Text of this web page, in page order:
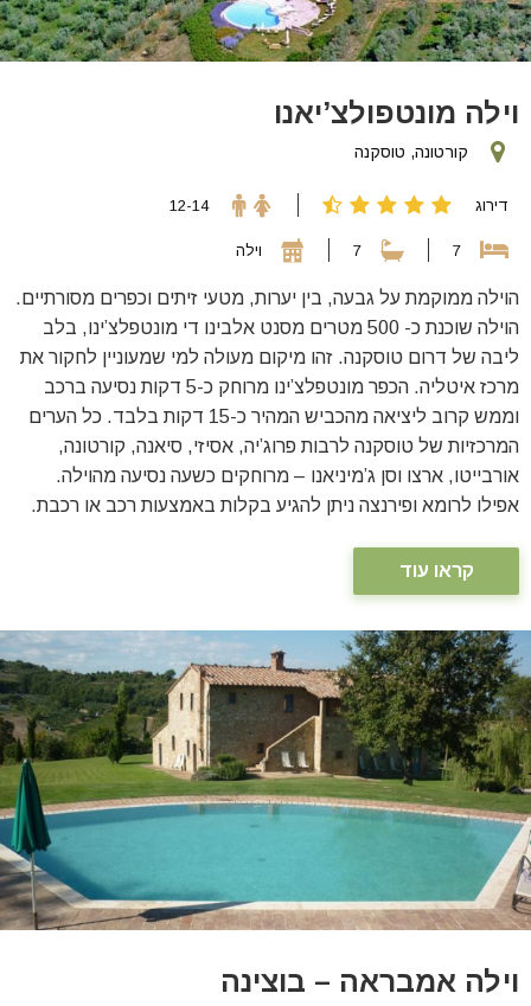
וילה מונטפולצ’יאנו
דירוג 12-14
קורטונה, טוסקנה
הוילה ממוקמת על גבעה, בין יערות, מטעי זיתים וכפרים מסורתיים.
הוילה שוכנת כ- 500 מטרים מסנט אלבינו די מונטפלצ’ינו, בלב
ליבה של דרום טוסקנה. זהו מיקום מעולה למי שמעוניין לחקור את
מרכז איטליה. הכפר מונטפלצ’ינו מרוחק כ-5 דקות נסיעה ברכב
וממש קרוב ליציאה מהכביש המהיר כ-15 דקות בלבד. כל הערים
המרכזיות של טוסקנה לרבות פרוג’יה, אסיזי, סיאנה, קורטונה,
אורבייטו, ארצו וסן ג’מיניאנו – מרוחקים כשעה נסיעה מהוילה.
אפילו לרומא ופירנצה ניתן להגיע בקלות באמצעות רכב או רכבת.
7
7 וילה
קראו עוד
וילה אמבראה – בוצינה